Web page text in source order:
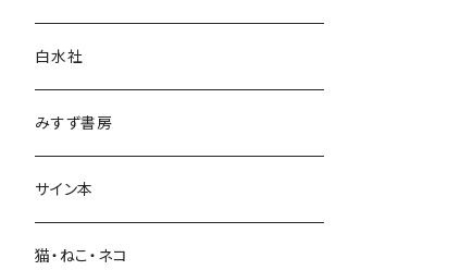
言語・ことば
白水社
みすず書房
サイン本
猫・ねこ・ネコ